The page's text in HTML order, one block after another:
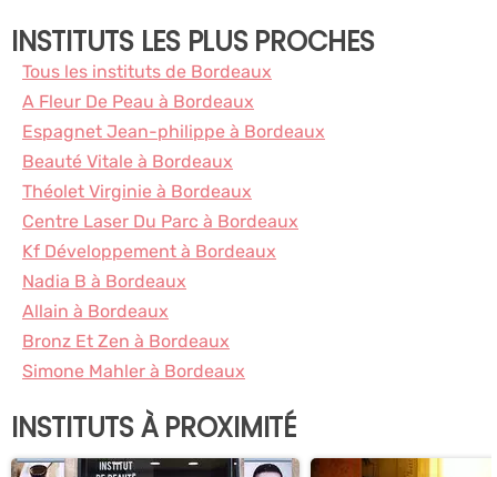
INSTITUTS LES PLUS PROCHES
Tous les instituts de Bordeaux
A Fleur De Peau à Bordeaux
Espagnet Jean-philippe à Bordeaux
Beauté Vitale à Bordeaux
Théolet Virginie à Bordeaux
Centre Laser Du Parc à Bordeaux
Kf Développement à Bordeaux
Nadia B à Bordeaux
Allain à Bordeaux
Bronz Et Zen à Bordeaux
Simone Mahler à Bordeaux
INSTITUTS À PROXIMITÉ